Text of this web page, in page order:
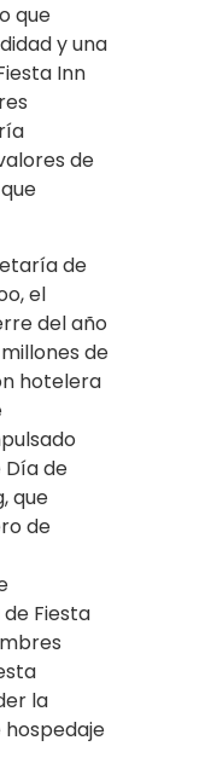
que
y una
Inn
de
de
el
del año
de
hotelera
de
que
de
Fiesta
la